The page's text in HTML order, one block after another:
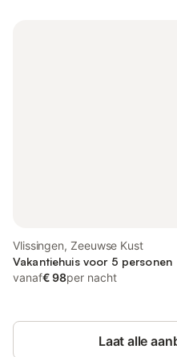
Vlissingen, Zeeuwse Kust
Vakantiehuis voor 5 personen
vanaf€ 98per nacht
Laat alle